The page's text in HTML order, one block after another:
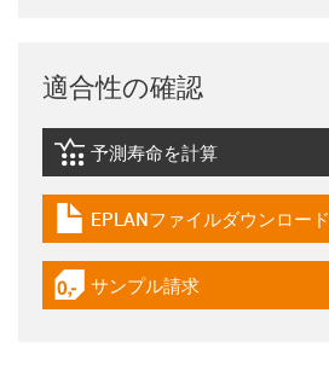
適合性の確認
igus-icon-lebensdauerrechner
予測寿命を計算
igus-icon-download-plan
EPLANファイルダウンロード
igus-icon-gratismuster
サンプル請求